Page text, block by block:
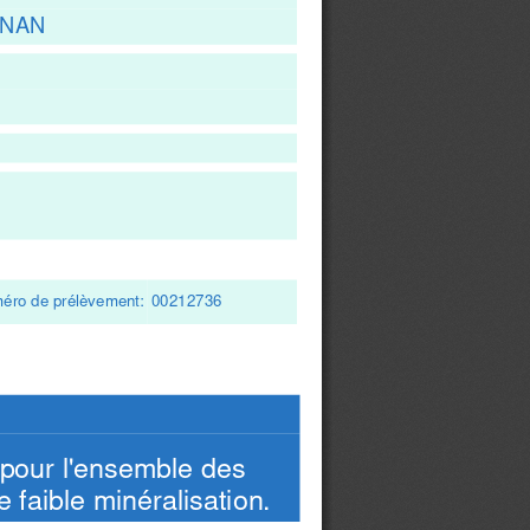
de prélèvement: 00212736
l'ensemble des
faible minéralisation.